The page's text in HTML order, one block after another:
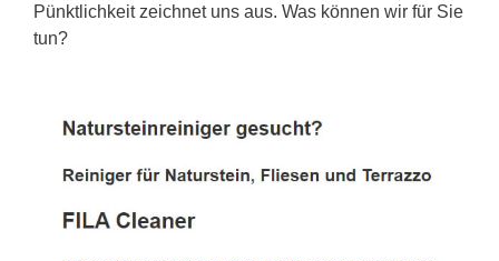
Pünktlichkeit zeichnet uns aus. Was können wir für Sie
tun?